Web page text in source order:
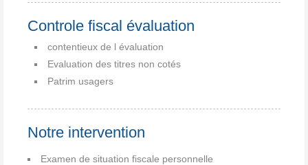
Controle fiscal évaluation
contentieux de l évaluation
Evaluation des titres non cotés
Patrim usagers
Notre intervention
Examen de situation fiscale personnelle